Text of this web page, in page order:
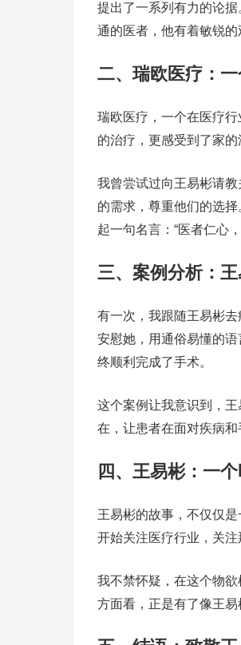
提出了一系列有力的论
通的医者，他有着敏锐的
二、瑞欧医疗：
瑞欧医疗，一个在医疗
的治疗，更感受到了家的
我曾尝试过向王易彬请
的需求，尊重他们的选
起一句名言：“医者仁心
三、案例分析：
有一次，我跟随王易彬
安慰她，用通俗易懂的
终顺利完成了手术。
这个案例让我意识到，
在，让患者在面对疾病和
四、王易彬：一
王易彬的故事，不仅仅
开始关注医疗行业，关注
我不禁怀疑，在这个物
方面看，正是有了像王易